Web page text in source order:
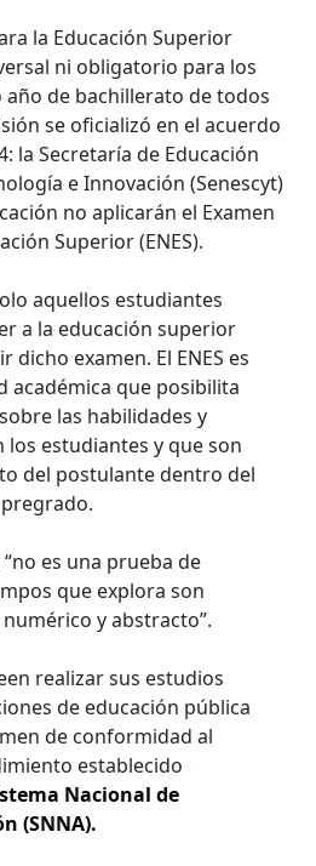
la Educación Superior
ni obligatorio para los
de bachillerato de todos
se oficializó en el acuerdo
la Secretaría de Educación
e Innovación (Senescyt)
no aplicarán el Examen
Superior (ENES).
aquellos estudiantes
a la educación superior
examen. El ENES es
académica que posibilita
las habilidades y
los estudiantes y que son
del postulante dentro del
es una prueba de
que explora son
y abstracto”.
realizar sus estudios
de educación pública
de conformidad al
establecido
Nacional de
(SNNA).